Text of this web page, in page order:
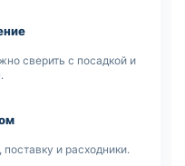
сверить с посадкой и
и расходники.